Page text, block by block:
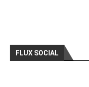
FLUX SOCIAL